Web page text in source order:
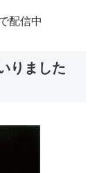
配信中
りました